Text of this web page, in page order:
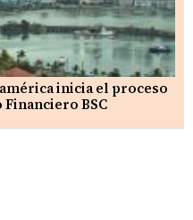
inicia el proceso
BSC